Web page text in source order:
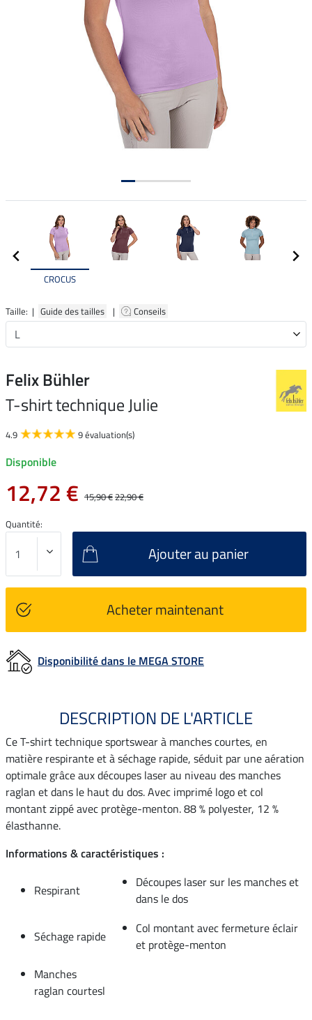
CROCUS
Taille: | Guide des tailles | Conseils
Felix Bühler
T-shirt technique Julie
4.9 9 évaluation(s)
Disponible
12,72 € 15,90 €22,90 €
Quantité:
Ajouter au panier
Acheter maintenant
Disponibilité dans le MEGA STORE
DESCRIPTION DE L'ARTICLE
Ce T-shirt technique sportswear à manches courtes, en
matière respirante et à séchage rapide, séduit par une aération
optimale grâce aux découpes laser au niveau des manches
raglan et dans le haut du dos. Avec imprimé logo et col
montant zippé avec protège-menton. 88 % polyester, 12 %
élasthanne.
Informations & caractéristiques :
Respirant
Découpes laser sur les manches et
dans le dos
Séchage rapide
Col montant avec fermeture éclair
et protège-menton
Manches
raglan courtesl